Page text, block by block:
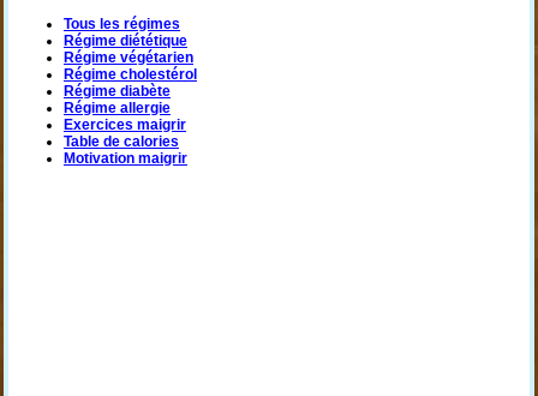
Tous les régimes
Régime diététique
Régime végétarien
Régime cholestérol
Régime diabète
Régime allergie
Exercices maigrir
Table de calories
Motivation maigrir